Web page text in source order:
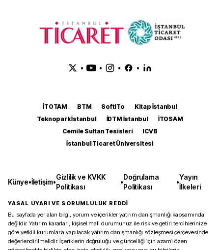
• • • •
İTOTAM BTM SoftITo
Kitap İstanbul
Teknopark İstanbul
İDTM İstanbul
İTOSAM
Cemile Sultan Tesisleri
ICVB
İstanbul Ticaret Üniversitesi
Künye•İletişim•
Gizlilik ve KVKK
Politikası
•
Doğrulama
Politikası
•
Yayın
İlkeleri
YASAL UYARI VE SORUMLULUK REDDİ
Bu sayfada yer alan bilgi, yorum ve içerikler yatırım danışmanlığı kapsamında
değildir. Yatırım kararları, kişisel mali durumunuz ile risk ve getiri tercihlerinize
göre yetkili kurumlarla yapılacak yatırım danışmanlığı sözleşmesi çerçevesinde
değerlendirilmelidir. İçeriklerin doğruluğu ve güncelliği için azami özen